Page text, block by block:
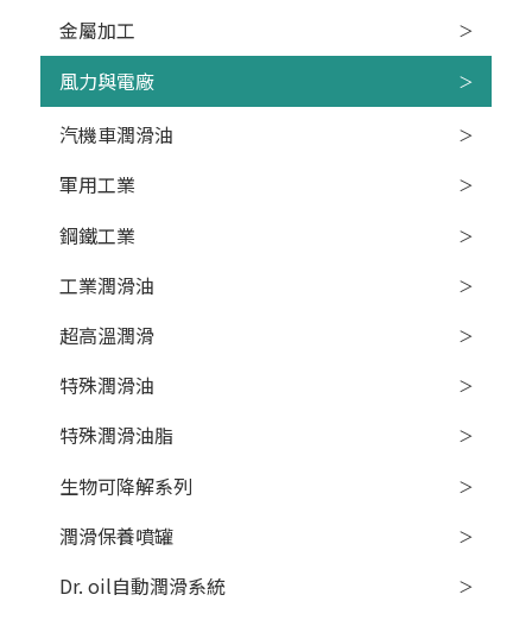
金屬加工
風力與電廠
汽機車潤滑油
軍用工業
鋼鐵工業
工業潤滑油
超高溫潤滑
特殊潤滑油
特殊潤滑油脂
生物可降解系列
潤滑保養噴罐
Dr. oil自動潤滑系統